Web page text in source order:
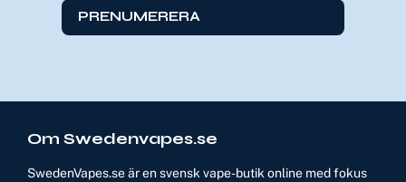
PRENUMERERA
Om Swedenvapes.se
SwedenVapes.se är en svensk vape-butik online med fokus